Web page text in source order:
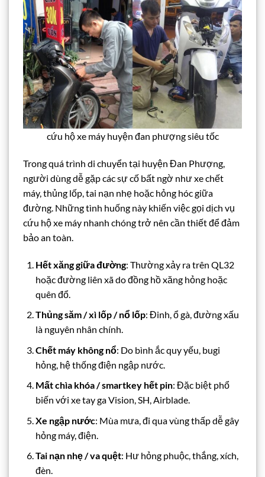
cứu hộ xe máy huyện đan phượng siêu tốc
Trong quá trình di chuyển tại huyện Đan Phượng,
người dùng dễ gặp các sự cố bất ngờ như xe chết
máy, thủng lốp, tai nạn nhẹ hoặc hỏng hóc giữa
đường. Những tình huống này khiến việc gọi dịch vụ
cứu hộ xe máy nhanh chóng trở nên cần thiết để đảm
bảo an toàn.
Hết xăng giữa đường: Thường xảy ra trên QL32
hoặc đường liên xã do đồng hồ xăng hỏng hoặc
quên đổ.
Thủng săm / xì lốp / nổ lốp: Đinh, ổ gà, đường xấu
là nguyên nhân chính.
Chết máy không nổ: Do bình ắc quy yếu, bugi
hỏng, hệ thống điện ngập nước.
Mất chìa khóa / smartkey hết pin: Đặc biệt phổ
biến với xe tay ga Vision, SH, Airblade.
Xe ngập nước: Mùa mưa, đi qua vùng thấp dễ gây
hỏng máy, điện.
Tai nạn nhẹ / va quệt: Hư hỏng phuộc, thắng, xích,
đèn.